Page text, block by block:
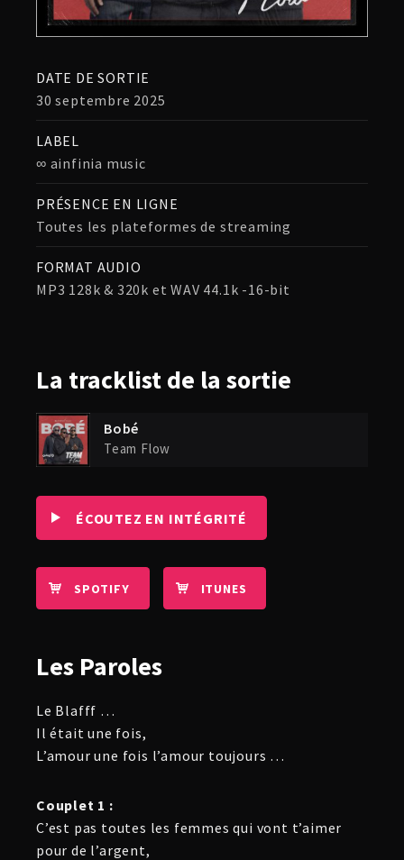
DATE DE SORTIE
30 septembre 2025
LABEL
∞ ainfinia music
PRÉSENCE EN LIGNE
Toutes les plateformes de streaming
FORMAT AUDIO
MP3 128k & 320k et WAV 44.1k -16-bit
La tracklistde la sortie
Bobé
Team Flow
ÉCOUTEZ EN INTÉGRITÉ
SPOTIFY ITUNES
Les Paroles
Le Blafff …
Il était une fois,
L’amour une fois l’amour toujours …
Couplet 1 :
C’est pas toutes les femmes qui vont t’aimer
pour de l’argent,